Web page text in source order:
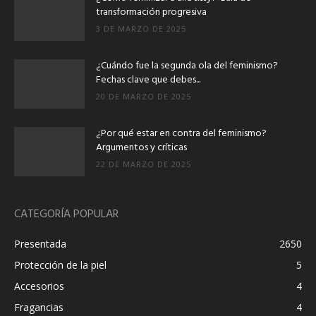
transformación progresiva
3 DE MARZO DE 2025
¿Cuándo fue la segunda ola del feminismo?
Fechas clave que debes...
20 DE MARZO DE 2025
¿Por qué estar en contra del feminismo?
Argumentos y críticas
22 DE MARZO DE 2025
CATEGORÍA POPULAR
Presentada
2650
Protección de la piel
5
Accesorios
4
Fragancias
4